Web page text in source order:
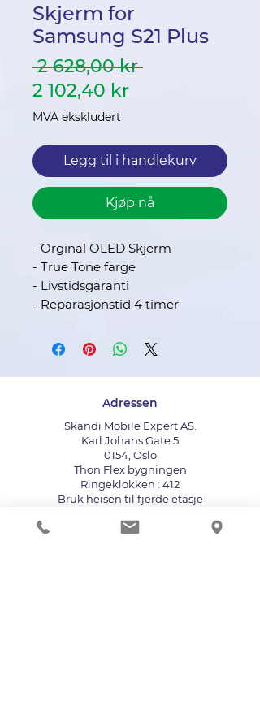
Skjerm for
Samsung S21 Plus
2 628,00 kr Vanlig
2 102,40 krSalgspris
MVA ekskludert
Legg til i handlekurv
Kjøp nå
- Orginal OLED Skjerm
- True Tone farge
- Livstidsgaranti
- Reparasjonstid 4 timer
Adressen
Skandi Mobile Expert AS.
Karl Johans Gate 5
0154, Oslo
Thon Flex bygningen
Ringeklokken : 412
Bruk heisen til fjerde etasje
+47 411 11 211